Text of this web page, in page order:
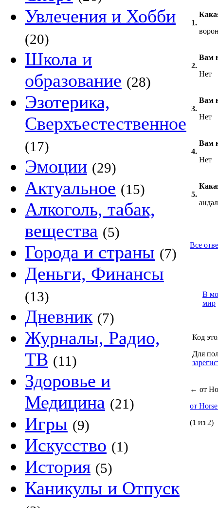
Увлечения и Хобби
(20)
Школа и
образование (28)
Эзотерика,
Сверхъестественное
(17)
Эмоции (29)
Актуальное (15)
Алкоголь, табак,
вещества (5)
Города и страны (7)
Деньги, Финансы
(13)
Дневник (7)
Журналы, Радио,
ТВ (11)
Здоровье и
Медицина (21)
Игры (9)
Искусство (1)
История (5)
Каникулы и Отпуск
1.
2.
Вам
Нет
3.
Вам
Нет
4.
Вам
Нет
5.
Все
В
мир
Код
Для
← от
от
(1 из 2)